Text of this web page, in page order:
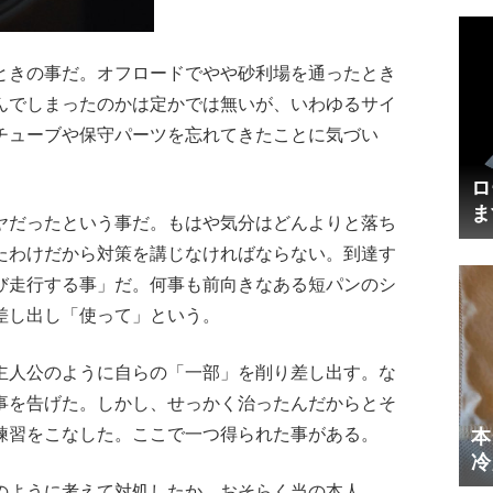
の事だ。オフロードでやや砂利場を通ったとき
しまったのかは定かでは無いが、いわゆるサイ
ーブや保守パーツを忘れてきたことに気づい
ったという事だ。もはや気分はどんよりと落ち
けだから対策を講じなければならない。到達す
行する事」だ。何事も前向きなある短パンのシ
出し「使って」という。
公のように自らの「一部」を削り差し出す。な
告げた。しかし、せっかく治ったんだからとそ
をこなした。ここで一つ得られた事がある。